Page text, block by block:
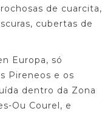
de cuarcita,
cubertas de
Europa, só
Pireneos e os
dentro da Zona
Ou Courel, e